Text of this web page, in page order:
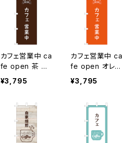
カフェ営業中 ca
fe open 茶 の
ぼり旗
¥3,795
カフェ営業中 ca
fe open オレン
ジ のぼり旗
¥3,795